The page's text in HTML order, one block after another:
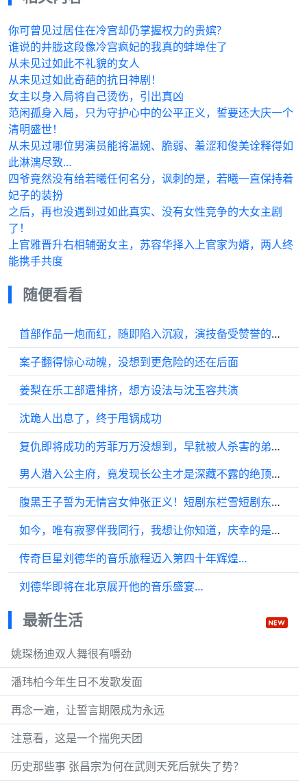
你可曾见过居住在冷宫却仍掌握权力的贵嫔?
谁说的井胧这段像冷宫疯妃的我真的蚌埠住了
从未见过如此不礼貌的女人
从未见过如此奇葩的抗日神剧！
女主以身入局将自己烫伤，引出真凶
范闲孤身入局，只为守护心中的公平正义，誓要还大庆一个
清明盛世！
从未见过哪位男演员能将温婉、脆弱、羞涩和俊美诠释得如
此淋漓尽致…
四爷竟然没有给若曦任何名分，讽刺的是，若曦一直保持着
妃子的装扮
之后，再也没遇到过如此真实、没有女性竞争的大女主剧
了！
上官雅晋升右相辅弼女主，苏容华择入上官家为婿，两人终
能携手共度
随便看看
首部作品一炮而红，随即陷入沉寂，演技备受赞誉的陈瑶经历了太多辛酸，丞磊
案子翻得惊心动魄，没想到更危险的还在后面
姜梨在乐工部遭排挤，想方设法与沈玉容共演
沈跪人出息了，终于甩锅成功
复仇即将成功的芳菲万万没想到，早就被人杀害的弟弟竟然还活着
男人潜入公主府，竟发现长公主才是深藏不露的绝顶高手
腹黑王子誓为无情宫女伸张正义！短剧东栏雪短剧东栏雪
如今，唯有寂寥伴我同行，我想让你知道，庆幸的是，你的青春岁月…
传奇巨星刘德华的音乐旅程迈入第四十年辉煌…
刘德华即将在北京展开他的音乐盛宴…
最新生活
姚琛杨迪双人舞很有嚼劲
潘玮柏今年生日不发歌发面
再念一遍，让誓言期限成为永远
注意看，这是一个揣兜天团
历史那些事 张昌宗为何在武则天死后就失了势？